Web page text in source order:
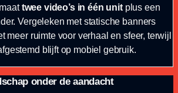
twee video’s in één unitplus een
Vergeleken met statische banners
meer ruimte voor verhaal en sfeer, terwijl
blijft op mobiel gebruik.
onder de aandacht